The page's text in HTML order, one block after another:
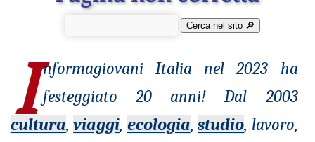
Cerca nel sito 🔎︎
I nformagiovaniItalia nel 2023 ha
festeggiato 20 anni! Dal 2003
cultura,viaggi, ecologia,studio, lavoro,